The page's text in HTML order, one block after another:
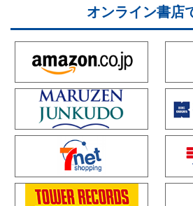
オンライン書店